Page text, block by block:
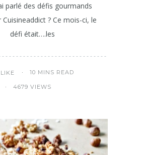
parlé des défis gourmands
Cuisineaddict ? Ce mois-ci, le
défi était….les
LIKE 10 MINS READ
4679 VIEWS